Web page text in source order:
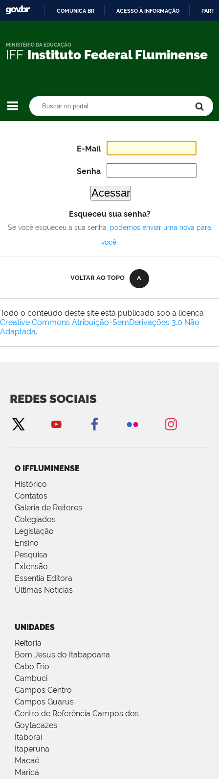
CONTEÚDO
COMUNICA BR ACESSO À INFORMAÇÃO
IFF Instituto Federal Fluminense
MINISTÉRIO DA EDUCAÇÃO
E-Mail
Senha
Esqueceu sua senha?
Se você esqueceu a sua senha, podemos enviar uma nova para
você
VOLTAR AO TOPO
Todo o conteúdo deste site está publicado sob a licença
Creative Commons Atribuição-SemDerivações 3.0 Não
Adaptada.
REDES SOCIAIS
O IFFLUMINENSE
Histórico
Contatos
Galeria de Reitores
Colegiados
Legislação
Ensino
Pesquisa
Extensão
Essentia Editora
Últimas Notícias
UNIDADES
Reitoria
Bom Jesus do Itabapoana
Cabo Frio
Cambuci
Campos Centro
Campos Guarus
Centro de Referência Campos dos
Goytacazes
Itaboraí
Itaperuna
Macaé
Maricá